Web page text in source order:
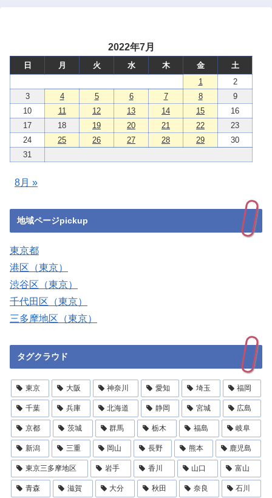
2022年7月
日 月 火 水 木 金
土
1
2
3
4 5 6 7 8
9
10
11 12 13 14 15
16
17
18 19 20 21 22
23
24
25 26 27 28 29
30
31
8月 »
地域ページpickup
東京都
港区（東京）
渋谷区（東京）
千代田区（東京）
三多摩地区（東京）
タグクラウド
東京 大阪 神奈川 愛知 埼玉 福岡
千葉 兵庫 北海道 静岡 宮城 広島
京都 茨城 群馬 栃木 福島 岐阜
新潟 三重 岡山 長野 熊本 鹿児島
東京三多摩地区 岩手 香川 山口 富山
青森 滋賀 大分 秋田 奈良 石川